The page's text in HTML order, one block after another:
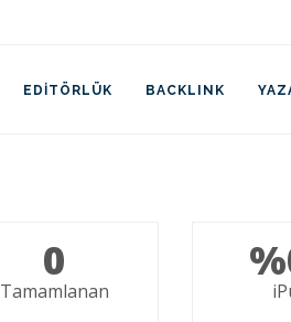
EDITÖRLÜK BACKLINK
0
Tamamlanan